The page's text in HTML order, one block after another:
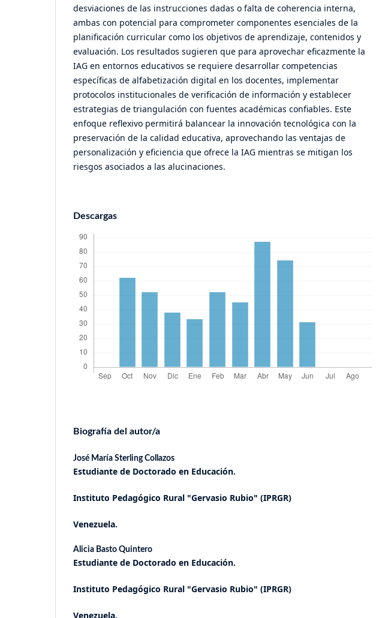
desviaciones de las instrucciones dadas o falta de coherencia interna,
ambas con potencial para comprometer componentes esenciales de la
planificación curricular como los objetivos de aprendizaje, contenidos y
evaluación. Los resultados sugieren que para aprovechar eficazmente la
IAG en entornos educativos se requiere desarrollar competencias
específicas de alfabetización digital en los docentes, implementar
protocolos institucionales de verificación de información y establecer
estrategias de triangulación con fuentes académicas confiables. Este
enfoque reflexivo permitirá balancear la innovación tecnológica con la
preservación de la calidad educativa, aprovechando las ventajas de
personalización y eficiencia que ofrece la IAG mientras se mitigan los
riesgos asociados a las alucinaciones.
Descargas
Biografía del autor/a
José María Sterling Collazos
Estudiante de Doctorado en Educación.
Instituto Pedagógico Rural "Gervasio Rubio" (IPRGR)
Venezuela.
Alicia Basto Quintero
Estudiante de Doctorado en Educación.
Instituto Pedagógico Rural "Gervasio Rubio" (IPRGR)
Venezuela.